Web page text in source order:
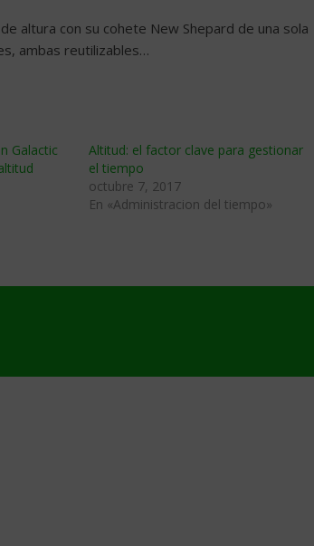
altura con su cohete New Shepard de una sola
ambas reutilizables…
Galactic
Altitud: el factor clave para gestionar
el tiempo
octubre 7, 2017
En «Administracion del tiempo»